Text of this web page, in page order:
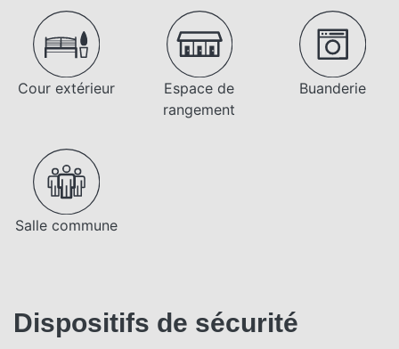
Cour extérieur
Espace de
rangement
Buanderie
Salle commune
Dispositifs de sécurité